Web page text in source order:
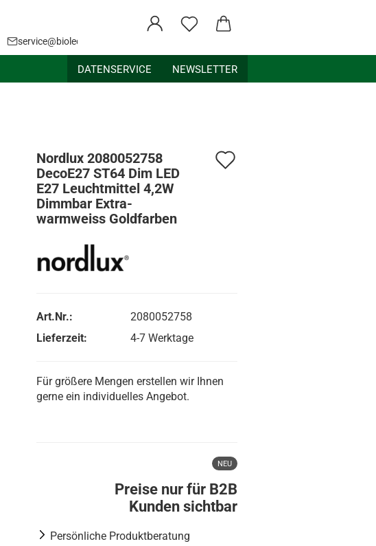
service@bioledex.de
DATENSERVICE NEWSLETTER
Nordlux 2080052758
DecoE27 ST64 Dim LED
E27 Leuchtmittel 4,2W
Dimmbar Extra-
warmweiss Goldfarben
Art.Nr.:
2080052758
Lieferzeit:
4-7 Werktage
Für größere Mengen erstellen wir Ihnen
gerne ein individuelles Angebot.
NEU
Preise nur für B2B
Kunden sichtbar
Persönliche Produktberatung